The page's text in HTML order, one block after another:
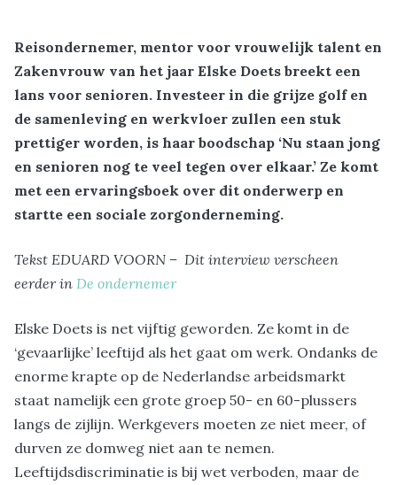
Reisondernemer, mentor voor vrouwelijk talent en
Zakenvrouw van het jaar Elske Doets breekt een
lans voor senioren. Investeer in die grijze golf en
de samenleving en werkvloer zullen een stuk
prettiger worden, is haar boodschap ‘Nu staan jong
en senioren nog te veel tegen over elkaar.’ Ze komt
met een ervaringsboek over dit onderwerp en
startte een sociale zorgonderneming.
Tekst EDUARD VOORN – Dit interview verscheen
eerder in De ondernemer
Elske Doets is net vijftig geworden. Ze komt in de
‘gevaarlijke’ leeftijd als het gaat om werk. Ondanks de
enorme krapte op de Nederlandse arbeidsmarkt
staat namelijk een grote groep 50- en 60-plussers
langs de zijlijn. Werkgevers moeten ze niet meer, of
durven ze domweg niet aan te nemen.
Leeftijdsdiscriminatie is bij wet verboden, maar de